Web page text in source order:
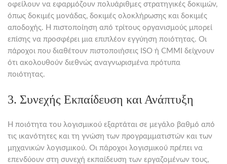
οφείλουν να εφαρμόζουν πολυάριθμες στρατηγικές δοκιμών,
όπως δοκιμές μονάδας, δοκιμές ολοκλήρωσης και δοκιμές
αποδοχής. Η πιστοποίηση από τρίτους οργανισμούς μπορεί
επίσης να προσφέρει μια επιπλέον εγγύηση ποιότητας. Οι
πάροχοι που διαθέτουν πιστοποιήσεις ISO ή CMMI δείχνουν
ότι ακολουθούν διεθνώς αναγνωρισμένα πρότυπα
ποιότητας.
3. Συνεχής Εκπαίδευση και Ανάπτυξη
Η ποιότητα του λογισμικού εξαρτάται σε μεγάλο βαθμό από
τις ικανότητες και τη γνώση των προγραμματιστών και των
μηχανικών λογισμικού. Οι πάροχοι λογισμικού πρέπει να
επενδύουν στη συνεχή εκπαίδευση των εργαζομένων τους,